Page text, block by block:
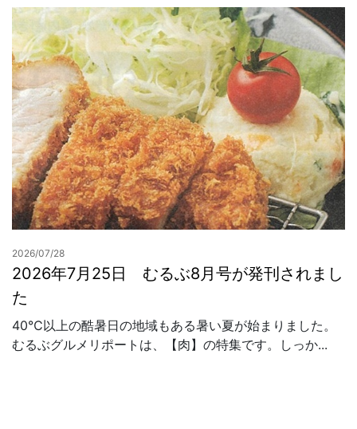
2026/07/28
2026年7月25日 むるぶ8月号が発刊されまし
た
40℃以上の酷暑日の地域もある暑い夏が始まりました。
むるぶグルメリポートは、【肉】の特集です。しっか...